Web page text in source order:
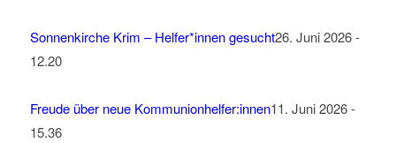
Sonnenkirche Krim – Helfer*innen gesucht26. Juni 2026 -
12.20
Freude über neue Kommunionhelfer:innen11. Juni 2026 -
15.36